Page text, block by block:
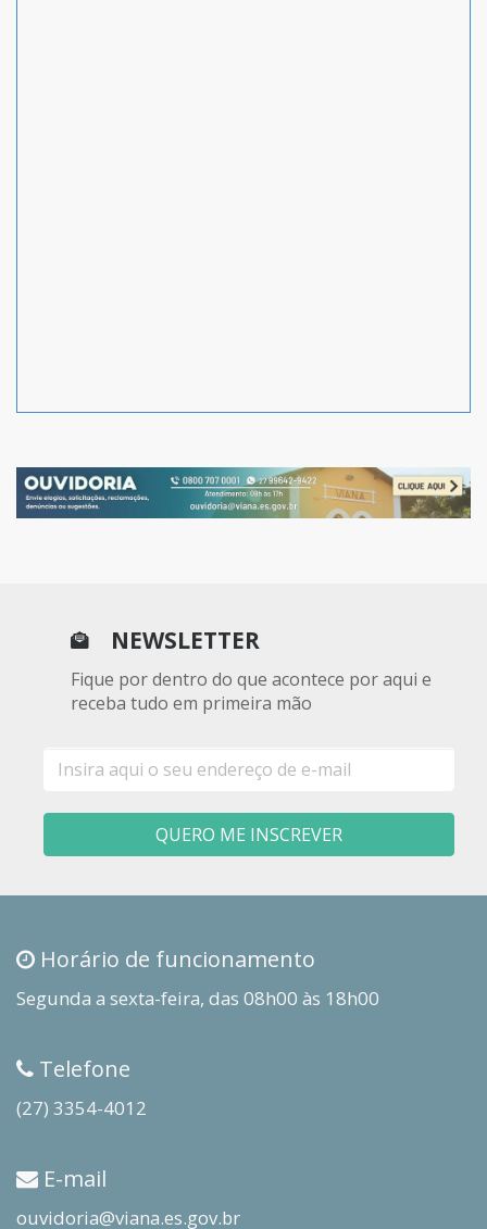
NEWSLETTER
Fique por dentro do que acontece por aqui e
receba tudo em primeira mão
mail
QUERO ME INSCREVER
Horário de funcionamento
Segunda a sexta-feira, das 08h00 às 18h00
Telefone
(27) 3354-4012
E-mail
ouvidoria@viana.es.gov.br